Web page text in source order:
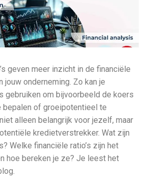
geven meer inzicht in de financiële
jouw onderneming. Zo kan je
gebruiken om bijvoorbeeld de koers
bepalen of groeipotentieel te
alleen belangrijk voor jezelf, maar
kredietverstrekker. Wat zijn
Welke financiële ratio’s zijn het
hoe bereken je ze? Je leest het